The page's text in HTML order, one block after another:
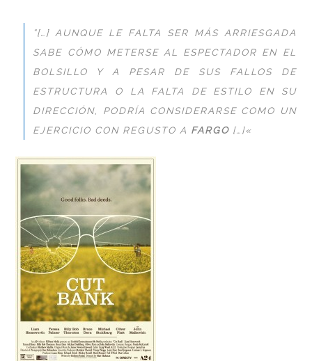
“[…] AUNQUE LE FALTA SER MÁS ARRIESGADA
SABE CÓMO METERSE AL ESPECTADOR EN EL
BOLSILLO Y A PESAR DE SUS FALLOS DE
ESTRUCTURA O LA FALTA DE ESTILO EN SU
DIRECCIÓN, PODRÍA CONSIDERARSE COMO UN
EJERCICIO CON REGUSTO A FARGO […]«